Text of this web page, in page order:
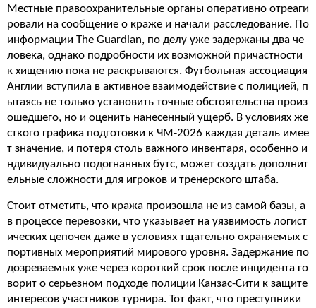
Местные правоохранительные органы оперативно отреаги
ровали на сообщение о краже и начали расследование. По
информации The Guardian, по делу уже задержаны два че
ловека, однако подробности их возможной причастности
к хищению пока не раскрываются. Футбольная ассоциация
Англии вступила в активное взаимодействие с полицией, п
ытаясь не только установить точные обстоятельства произ
ошедшего, но и оценить нанесенный ущерб. В условиях же
сткого графика подготовки к ЧМ-2026 каждая деталь имее
т значение, и потеря столь важного инвентаря, особенно и
ндивидуально подогнанных бутс, может создать дополнит
ельные сложности для игроков и тренерского штаба.
Стоит отметить, что кража произошла не из самой базы, а
в процессе перевозки, что указывает на уязвимость логист
ических цепочек даже в условиях тщательно охраняемых с
портивных мероприятий мирового уровня. Задержание по
дозреваемых уже через короткий срок после инцидента го
ворит о серьезном подходе полиции Канзас-Сити к защите
интересов участников турнира. Тот факт, что преступники